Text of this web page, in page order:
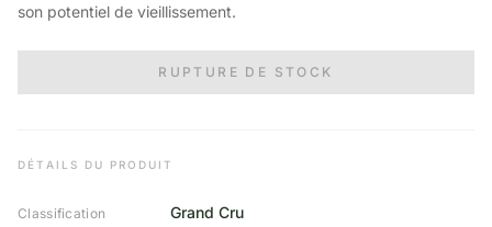
son potentiel de vieillissement.
RUPTURE DE STOCK
DÉTAILS DU PRODUIT
Classification Grand Cru